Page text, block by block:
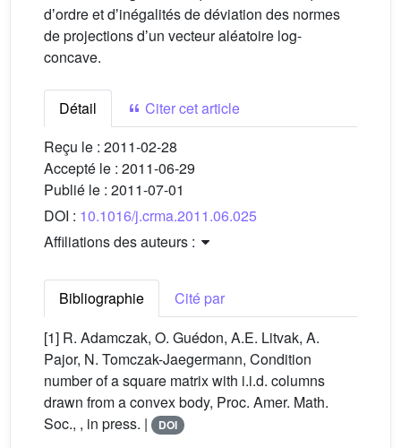
dʼordre et dʼinégalités de déviation des normes
de projections dʼun vecteur aléatoire log-
concave.
Détail
Citer cet article
Reçu le : 2011-02-28
Accepté le : 2011-06-29
Publié le : 2011-07-01
DOI : 10.1016/j.crma.2011.06.025
Affiliations des auteurs :
Bibliographie
Cité par
[1] R. Adamczak, O. Guédon, A.E. Litvak, A.
Pajor, N. Tomczak-Jaegermann, Condition
number of a square matrix with i.i.d. columns
drawn from a convex body, Proc. Amer. Math.
Soc., , in press. |
DOI